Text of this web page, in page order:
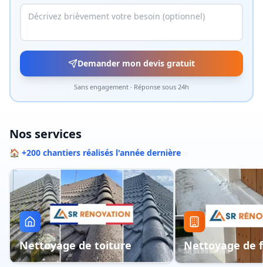
Demander mon devis gratuit
Sans engagement · Réponse sous 24h
Nos services
🏠 +200 chantiers réalisés l'année dernière
Nettoyage de toiture Nettoyage de